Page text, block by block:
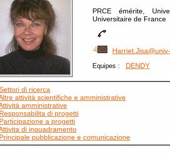
PRCE émérite,
Universitaire de France
Equipes : DENDY
di ricerca
attività scientifiche e amministrative
amministrative
Responsabilita di progetti
Participazione a progetti
di inquadramento
Principale pubblicazione e comunicazione